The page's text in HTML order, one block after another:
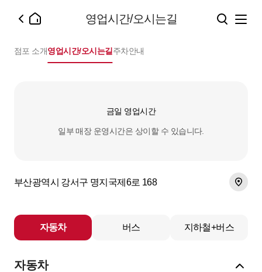
영업시간/오시는길
점포 소개영업시간/오시는길 주차안내
금일 영업시간
일부 매장 운영시간은 상이할 수 있습니다.
부산광역시 강서구 명지국제6로 168
자동차 버스 지하철+버스
자동차